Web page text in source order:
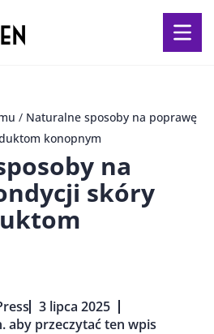
/ Naturalne sposoby na poprawę
konopnym
na
skóry
3 lipca 2025
aby przeczytać ten wpis